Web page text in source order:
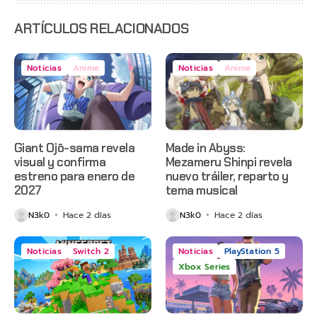
ARTÍCULOS RELACIONADOS
Noticias Anime
Giant Ojō-sama revela
visual y confirma
estreno para enero de
2027
N3k0 Hace 2 días
Noticias Anime
Made in Abyss:
Mezameru Shinpi revela
nuevo tráiler, reparto y
tema musical
N3k0 Hace 2 días
Noticias Switch 2 Noticias
PlayStation 5
Xbox Series